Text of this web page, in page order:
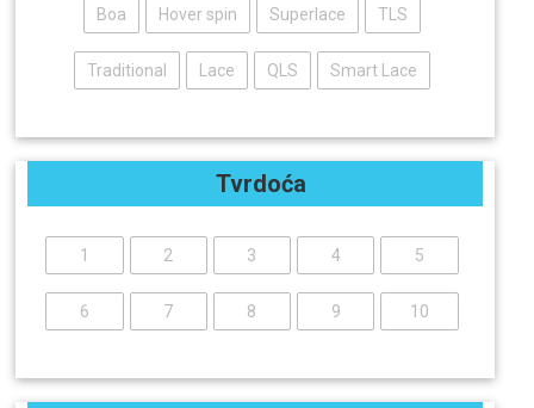
Boa Hover spin Superlace TLS
Traditional Lace QLS Smart Lace
Tvrdoća
1 2 3 4 5
6 7 8 9 10